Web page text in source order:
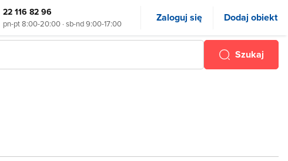
22 116 82 96
pn-pt 8:00-20:00 · sb-nd 9:00-17:00 Zaloguj się Dodaj obiekt
Szukaj